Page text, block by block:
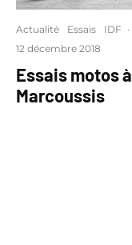
Actualité Essais IDF ·
12 décembre 2018
Essais motos à
Marcoussis